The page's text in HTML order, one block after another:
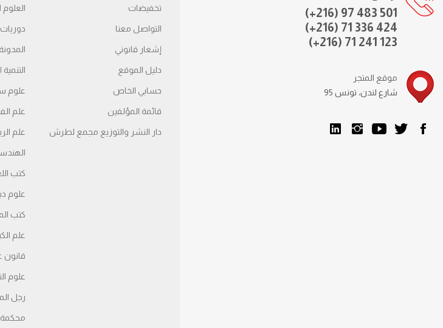
(+216) 97 483 501
(+216) 71 336 424
(+216) 71 241 123
موقع المتجر
95 شارع لندن، تونس
تخفيضات
التواصل معنا
إشعار قانوني
دليل الموقع
حسابي الخاص
قائمة المؤلفين
دار النشر والتوزيع مجمع لطرش
دوريات
المدونة
علوم
علم
علم
كتب
علوم
كتب
علم
قانون
علوم
رجل
محكمة